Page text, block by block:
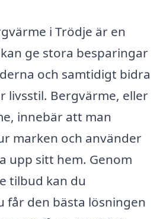
i Trödje är en
ge stora besparingar
och samtidigt bidra
livsstil. Bergvärme, eller
innebär att man
marken och använder
upp sitt hem. Genom
tilbud kan du
får den bästa lösningen